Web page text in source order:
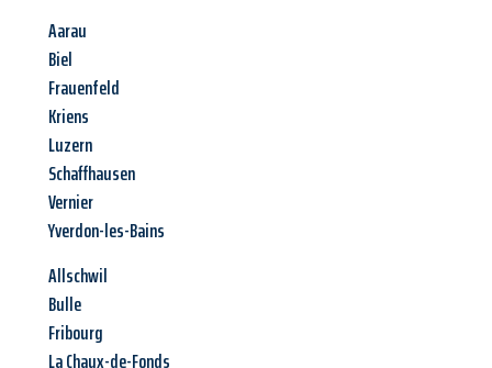
Aarau
Biel
Frauenfeld
Kriens
Luzern
Schaffhausen
Vernier
Yverdon-les-Bains
Allschwil
Bulle
Fribourg
La Chaux-de-Fonds